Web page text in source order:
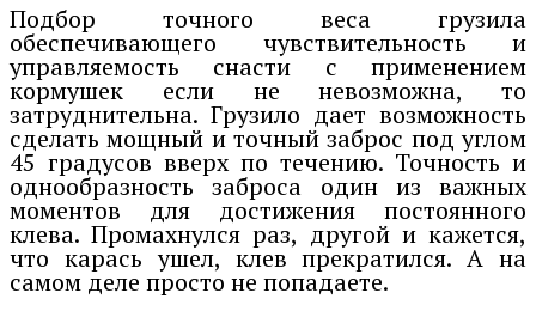
Подбор точного веса грузила
обеспечивающего чувствительность и
управляемость снасти с применением
кормушек если не невозможна, то
затруднительна. Грузило дает возможность
сделать мощный и точный заброс под углом
45 градусов вверх по течению. Точность и
однообразность заброса один из важных
моментов для достижения постоянного
клева. Промахнулся раз, другой и кажется,
что карась ушел, клев прекратился. А на
самом деле просто не попадаете.